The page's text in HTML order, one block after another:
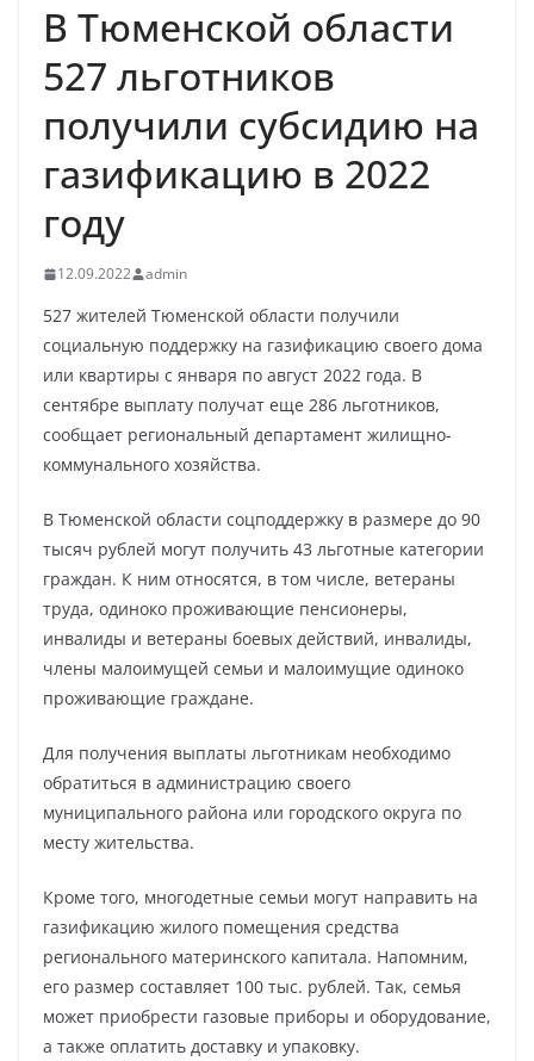
В Тюменской области
527 льготников
получили субсидию на
газификацию в 2022
году
12.09.2022 admin
527 жителей Тюменской области получили
социальную поддержку на газификацию своего дома
или квартиры с января по август 2022 года. В
сентябре выплату получат еще 286 льготников,
сообщает региональный департамент жилищно-
коммунального хозяйства.
В Тюменской области соцподдержку в размере до 90
тысяч рублей могут получить 43 льготные категории
граждан. К ним относятся, в том числе, ветераны
труда, одиноко проживающие пенсионеры,
инвалиды и ветераны боевых действий, инвалиды,
члены малоимущей семьи и малоимущие одиноко
проживающие граждане.
Для получения выплаты льготникам необходимо
обратиться в администрацию своего
муниципального района или городского округа по
месту жительства.
Кроме того, многодетные семьи могут направить на
газификацию жилого помещения средства
регионального материнского капитала. Напомним,
его размер составляет 100 тыс. рублей. Так, семья
может приобрести газовые приборы и оборудование,
а также оплатить доставку и упаковку.